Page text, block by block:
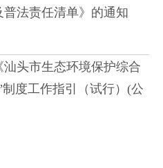
法责任清单》的通知
头市生态环境保护综合
度工作指引（试行）(公